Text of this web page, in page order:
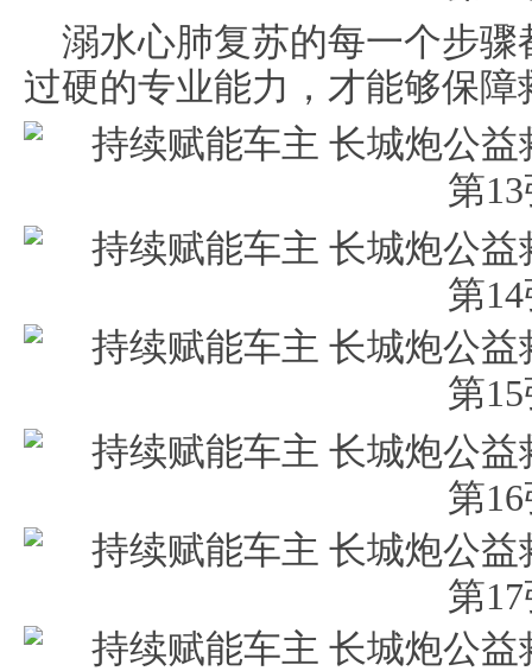
溺水心肺复苏的每一个步
过硬的专业能力，才能够保